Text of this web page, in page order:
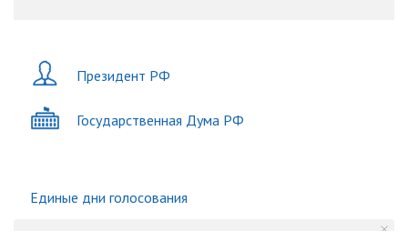
Президент РФ
Государственная Дума РФ
Единые дни голосования